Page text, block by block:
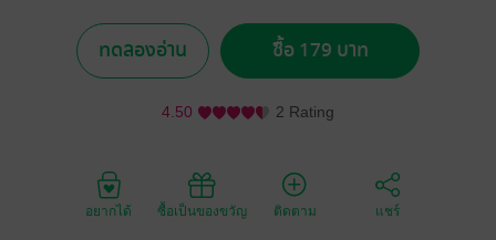
ทดลองอ่าน ซื้อ 179 บาท
4.50 2 Rating
อยากได้ ซื้อเป็นของขวัญ ติดตาม แชร์